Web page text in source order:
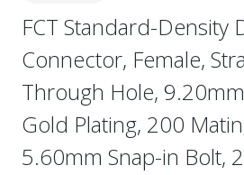
FCT Standard-Density
Connector, Female,
Through Hole,
Gold Plating, 200
5.60mm Snap-in Bolt,